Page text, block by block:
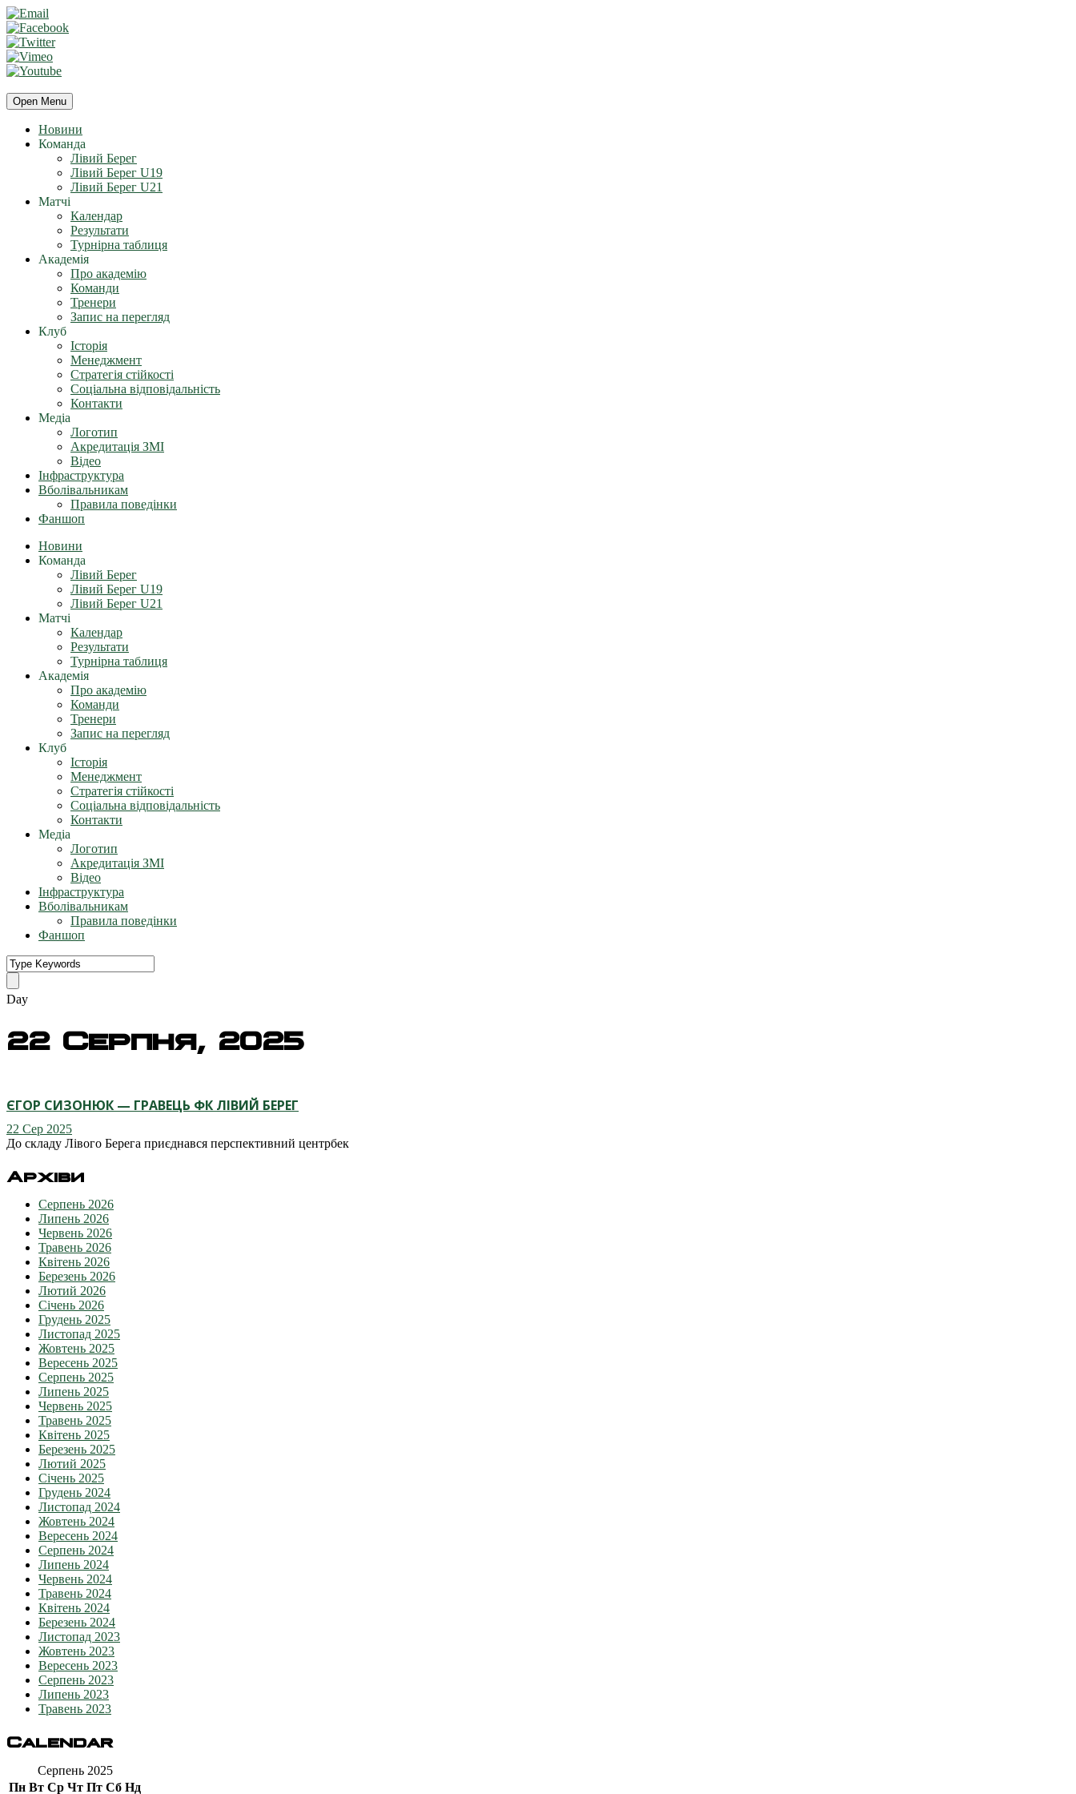
Open Menu
Новини
Команда
Лівий Берег
Лівий Берег U19
Лівий Берег U21
Матчі
Календар
Результати
Турнірна таблиця
Академія
Про академію
Команди
Тренери
Запис на перегляд
Клуб
Історія
Менеджмент
Стратегія стійкості
Соціальна відповідальність
Контакти
Медіа
Логотип
Акредитація ЗМІ
Відео
Інфраструктура
Вболівальникам
Правила поведінки
Фаншоп
Новини
Команда
Лівий Берег
Лівий Берег U19
Лівий Берег U21
Матчі
Календар
Результати
Турнірна таблиця
Академія
Про академію
Команди
Тренери
Запис на перегляд
Клуб
Історія
Менеджмент
Стратегія стійкості
Соціальна відповідальність
Контакти
Медіа
Логотип
Акредитація ЗМІ
Відео
Інфраструктура
Вболівальникам
Правила поведінки
Фаншоп
Day
22 Серпня, 2025
ЄГОР СИЗОНЮК — ГРАВЕЦЬ ФК ЛІВИЙ БЕРЕГ
22 Сер 2025
До складу Лівого Берега приєднався перспективний центрбек
Архіви
Серпень 2026
Липень 2026
Червень 2026
Травень 2026
Квітень 2026
Березень 2026
Лютий 2026
Січень 2026
Грудень 2025
Листопад 2025
Жовтень 2025
Вересень 2025
Серпень 2025
Липень 2025
Червень 2025
Травень 2025
Квітень 2025
Березень 2025
Лютий 2025
Січень 2025
Грудень 2024
Листопад 2024
Жовтень 2024
Вересень 2024
Серпень 2024
Липень 2024
Червень 2024
Травень 2024
Квітень 2024
Березень 2024
Листопад 2023
Жовтень 2023
Вересень 2023
Серпень 2023
Липень 2023
Травень 2023
Calendar
Серпень 2025
Пн Вт Ср Чт Пт Сб Нд